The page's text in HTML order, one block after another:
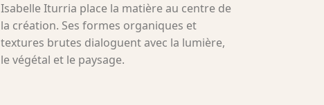
Isabelle Iturria place la matière au centre de
la création. Ses formes organiques et
textures brutes dialoguent avec la lumière,
le végétal et le paysage.